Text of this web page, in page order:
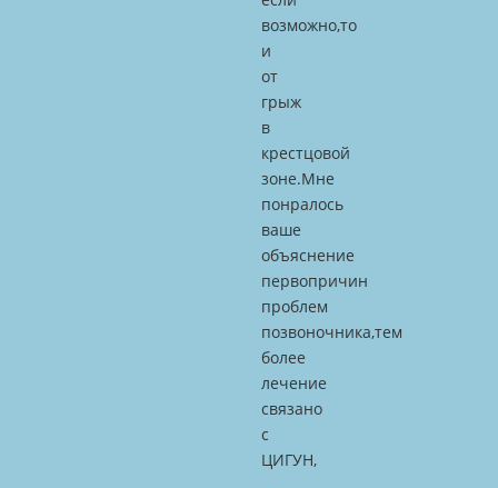
возможно,то
и
от
грыж
в
крестцовой
зоне.Мне
понралось
ваше
объяснение
первопричин
проблем
позвоночника,тем
более
лечение
связано
с
ЦИГУН,